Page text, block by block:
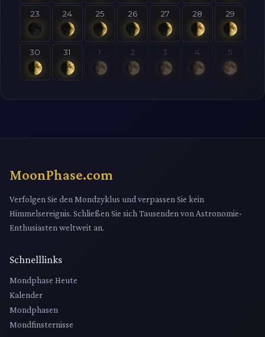
23 24 25 26 27 28 29
30 31 1 2 3 4 5
MoonPhase.com
Verfolgen Sie den Mondzyklus und verpassen Sie kein
Himmelsereignis. Schließen Sie sich Tausenden von Astronomie-
Enthusiasten weltweit an.
Schnelllinks
Mondphase Heute
Kalender
Mondphasen
Mondfinsternisse